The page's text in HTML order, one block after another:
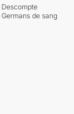
Descompte
Germans de sang